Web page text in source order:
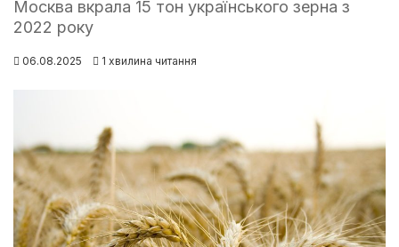
Москва вкрала 15 тон українського зерна з
2022 року
06.08.2025 1 хвилина читання